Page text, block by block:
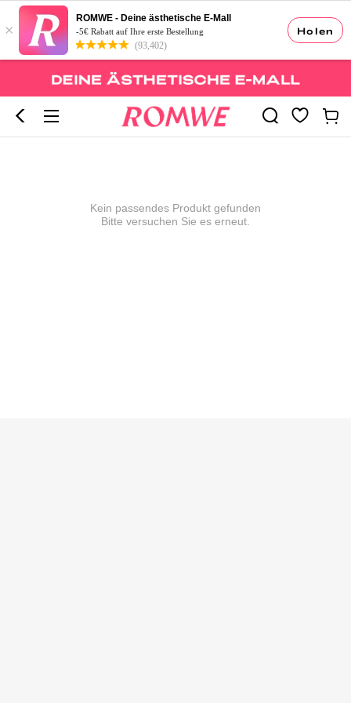
Holen
×
ROMWE - Deine ästhetische E-Mall
-5€ Rabatt auf Ihre erste Bestellung
(93,402)
Kein passendes Produkt gefunden
Bitte versuchen Sie es erneut.